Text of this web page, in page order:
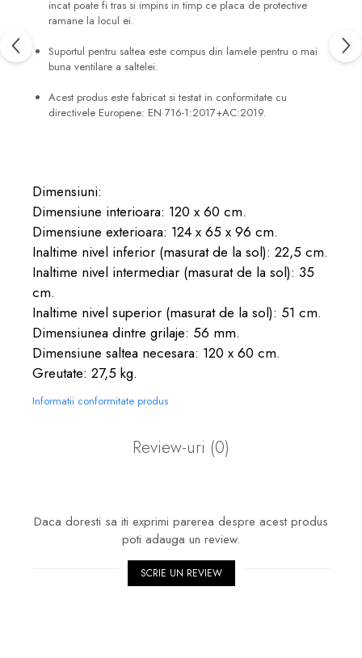
incat poate fi tras si impins in timp ce placa de protective
ramane la locul ei.
Suportul pentru saltea este compus din lamele pentru o mai
buna ventilare a saltelei.
Acest produs este fabricat si testat in conformitate cu
directivele Europene: EN 716-1:2017+AC:2019.
Dimensiuni:
Dimensiune interioara: 120 x 60 cm.
Dimensiune exterioara: 124 x 65 x 96 cm.
Inaltime nivel inferior (masurat de la sol): 22,5 cm.
Inaltime nivel intermediar (masurat de la sol): 35
cm.
Inaltime nivel superior (masurat de la sol): 51 cm.
Dimensiunea dintre grilaje: 56 mm.
Dimensiune saltea necesara: 120 x 60 cm.
Greutate: 27,5 kg.
Informatii conformitate produs
Review-uri (0)
Daca doresti sa iti exprimi parerea despre acest produs
poti adauga un review.
SCRIE UN REVIEW